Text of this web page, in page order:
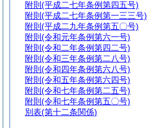
附則 (平成二七年条例第四五号)
附則 (平成二七年条例第一三三号)
附則 (平成二九年条例第五〇号)
附則 (令和元年条例第六一号)
附則 (令和二年条例第四二号)
附則 (令和三年条例第二八号)
附則 (令和四年条例第六八号)
附則 (令和五年条例第六四号)
附則 (令和七年条例第二五号)
附則 (令和七年条例第五〇号)
別表(第十二条関係)